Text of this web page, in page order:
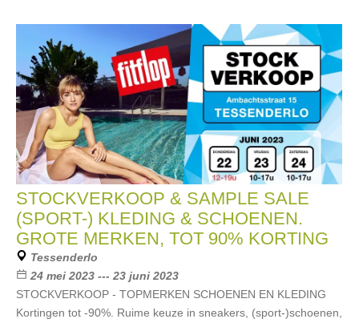
STOCKVERKOOP & SAMPLE SALE
(SPORT-) KLEDING & SCHOENEN.
GROTE MERKEN, TOT 90% KORTING
Tessenderlo
24 mei 2023 --- 23 juni 2023
STOCKVERKOOP - TOPMERKEN SCHOENEN EN KLEDING
Kortingen tot -90%. Ruime keuze in sneakers, (sport-)schoenen,